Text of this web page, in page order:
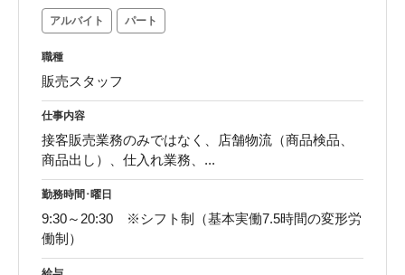
アルバイト パート
職種
販売スタッフ
仕事内容
接客販売業務のみではなく、店舗物流（商品検品、
商品出し）、仕入れ業務、...
勤務時間･曜日
9:30～20:30 ※シフト制（基本実働7.5時間の変形労
働制）